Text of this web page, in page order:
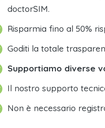
doctorSIM.
Risparmia fino al 50%
Goditi la totale
Supportiamo diverse
Il nostro supporto
Non è necessario